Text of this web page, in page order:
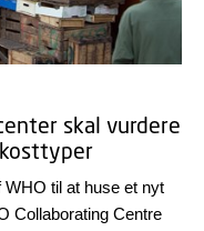
skal vurdere
til at huse et nyt
Collaborating Centre